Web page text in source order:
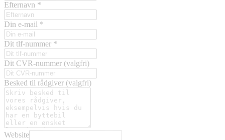
Efternavn *
Din e-mail *
Dit tlf-nummer *
Dit CVR-nummer (valgfri)
Besked til rådgiver (valgfri)
Website